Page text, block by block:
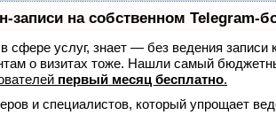
записи на собственном Telegram-
в сфере услуг, знает — без ведения
о визитах тоже. Нашли самый
первый месяц бесплатно.
и специалистов, который упрощает